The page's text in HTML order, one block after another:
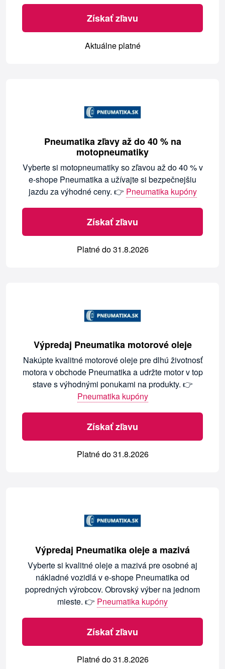
Získať zľavu
Aktuálne platné
Pneumatika zľavy až do 40 % na
motopneumatiky
Vyberte si motopneumatiky so zľavou až do 40 % v
e-shope Pneumatika a užívajte si bezpečnejšiu
jazdu za výhodné ceny. 👉 Pneumatika kupóny
Získať zľavu
Platné do 31.8.2026
Výpredaj Pneumatika motorové oleje
Nakúpte kvalitné motorové oleje pre dlhú životnosť
motora v obchode Pneumatika a udržte motor v top
stave s výhodnými ponukami na produkty. 👉
Pneumatika kupóny
Získať zľavu
Platné do 31.8.2026
Výpredaj Pneumatika oleje a mazivá
Vyberte si kvalitné oleje a mazivá pre osobné aj
nákladné vozidlá v e-shope Pneumatika od
popredných výrobcov. Obrovský výber na jednom
mieste. 👉 Pneumatika kupóny
Získať zľavu
Platné do 31.8.2026